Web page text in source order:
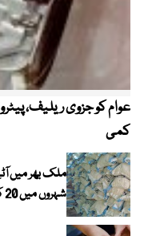
عوام کو جزوی ریلیف،
کمی
ملک بھر میں
شہروں میں 20 کلو تھیلا 100 روپے تک مہنگا